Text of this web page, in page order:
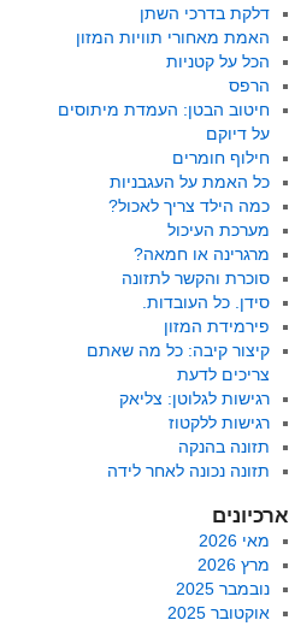
דלקת בדרכי השתן
האמת מאחורי תוויות המזון
הכל על קטניות
הרפס
חיטוב הבטן: העמדת מיתוסים
על דיוקם
חילוף חומרים
כל האמת על העגבניות
כמה הילד צריך לאכול?
מערכת העיכול
מרגרינה או חמאה?
סוכרת והקשר לתזונה
סידן. כל העובדות.
פירמידת המזון
קיצור קיבה: כל מה שאתם
צריכים לדעת
רגישות לגלוטן: צליאק
רגישות ללקטוז
תזונה בהנקה
תזונה נכונה לאחר לידה
ארכיונים
מאי 2026
מרץ 2026
נובמבר 2025
אוקטובר 2025